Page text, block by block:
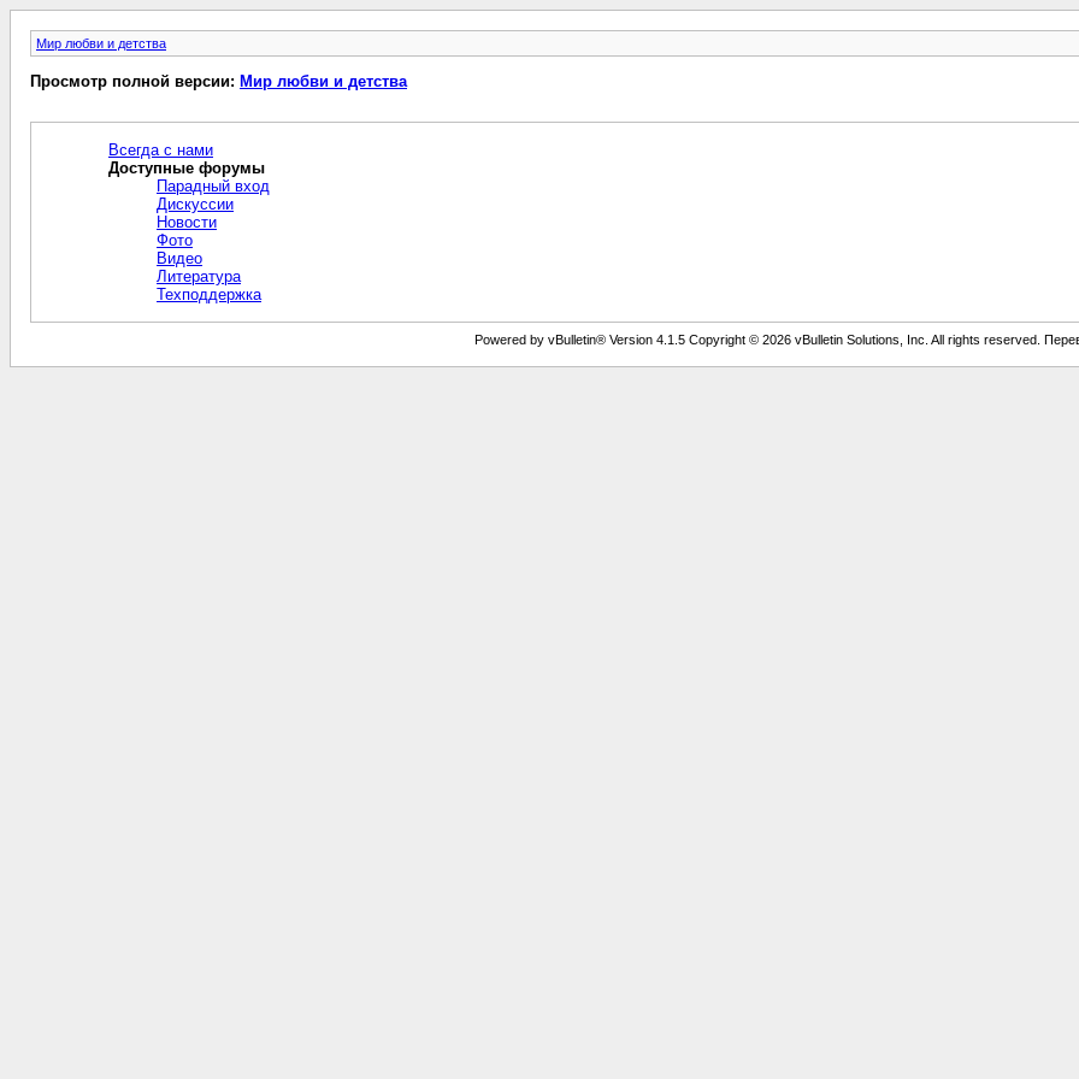
Мир любви и детства
Просмотр полной версии: Мир любви и детства
Всегда с нами
Доступные форумы
Парадный вход
Дискуссии
Новости
Фото
Видео
Литература
Техподдержка
Powered by vBulletin® Version 4.1.5 Copyright © 2026 vBulletin Solutions, Inc. All rights reserved.